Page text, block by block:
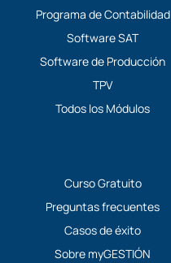
Programa de Contabilidad
Software SAT
Software de Producción
TPV
Todos los Módulos
Curso Gratuito
Preguntas frecuentes
Casos de éxito
Sobre myGESTIÓN